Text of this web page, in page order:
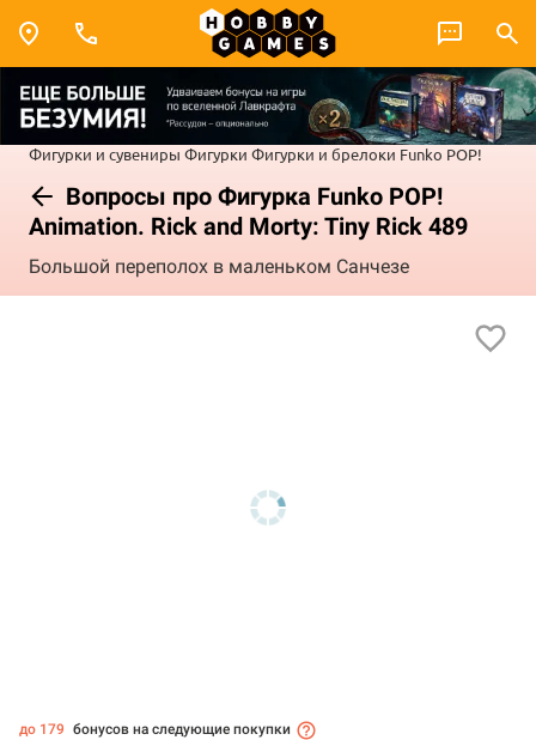
Фигурки и сувениры Фигурки Фигурки и брелоки Funko POP!
Вопросы про Фигурка Funko POP!
Animation. Rick and Morty: Tiny Rick 489
Большой переполох в маленьком Санчезе
до 179 бонусов на следующие покупки